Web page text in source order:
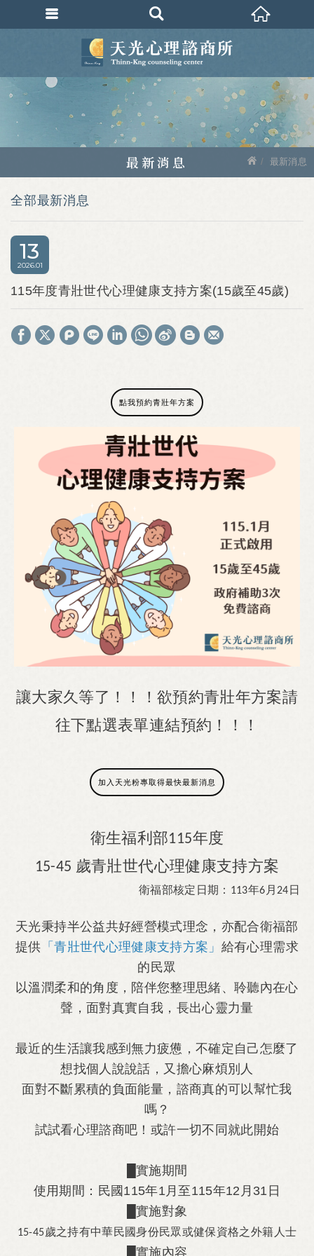
最新消息 最新消息
全部最新消息
13
01
2026
115年度青壯世代心理健康支持方案(15歲至45歲)
點我預約青壯年方案
讓大家久等了！！！欲預約青壯年方案請
往下點選表單連結預約！！！
加入天光粉專取得最快最新消息
衛生福利部115年度
15-45 歲青壯世代心理健康支持方案
衛福部核定日期： 113年6月24日
天光秉持半公益共好經營模式理念，亦配合衛福部
提供 「青壯世代心理健康支持方案」 給有心理需求
的民眾
以溫潤柔和的角度， 陪伴您整理思緒、聆聽內在心
聲，面對真實自我，長出心靈力量
最近的生活讓我感到無力疲憊，不確定自己怎麼了
想找個人說說話，又擔心麻煩別人
面對不斷累積的負面能量，諮商真的可以幫忙我
嗎？
試試看心理諮商吧！或許一切不同就此開始
█實施期間
使用期間：民國115年1月至115年12月31日
█實施對象
15-45歲之持有中華民國身份民眾或健保資格之外籍人士
█實施內容